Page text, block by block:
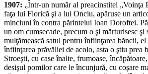
1907: „Într-un număr al preacinstitei „Voinţa
faţa lui Florică şi a lui Onciu, apăruse un
minciuni în contra părintelui Ioan Doroftei.
un om cumsecade, precum o şi mărturisesc şi
mulţămească satul pentru înfiinţarea băncii, el
înfiinţarea prăvăliei de acolo, asta o ştiu prea
Stroeşti, cu case înalte, frumoase,
desişul pomilor care le încunjură, cu coşare